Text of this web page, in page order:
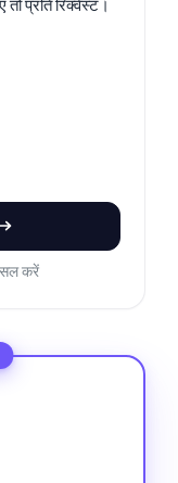
प्रति रिक्वेस्ट।
करें